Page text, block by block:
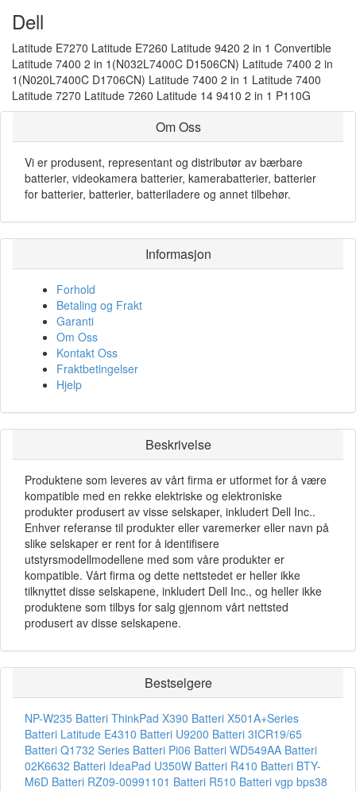
Dell
Latitude E7270 Latitude E7260 Latitude 9420 2 in 1 Convertible
Latitude 7400 2 in 1(N032L7400C D1506CN) Latitude 7400 2 in
1(N020L7400C D1706CN) Latitude 7400 2 in 1 Latitude 7400
Latitude 7270 Latitude 7260 Latitude 14 9410 2 in 1 P110G
Om Oss
Vi er produsent, representant og distributør av bærbare
batterier, videokamera batterier, kamerabatterier, batterier
for batterier, batterier, batteriladere og annet tilbehør.
Informasjon
Forhold
Betaling og Frakt
Garanti
Om Oss
Kontakt Oss
Fraktbetingelser
Hjelp
Beskrivelse
Produktene som leveres av vårt firma er utformet for å være
kompatible med en rekke elektriske og elektroniske
produkter produsert av visse selskaper, inkludert Dell Inc..
Enhver referanse til produkter eller varemerker eller navn på
slike selskaper er rent for å identifisere
utstyrsmodellmodellene med som våre produkter er
kompatible. Vårt firma og dette nettstedet er heller ikke
tilknyttet disse selskapene, inkludert Dell Inc., og heller ikke
produktene som tilbys for salg gjennom vårt nettsted
produsert av disse selskapene.
Bestselgere
NP-W235 Batteri ThinkPad X390 Batteri X501A+Series
Batteri Latitude E4310 Batteri U9200 Batteri 3ICR19/65
Batteri Q1732 Series Batteri Pi06 Batteri WD549AA Batteri
02K6632 Batteri IdeaPad U350W Batteri R410 Batteri BTY-
M6D Batteri RZ09-00991101 Batteri R510 Batteri vgp bps38